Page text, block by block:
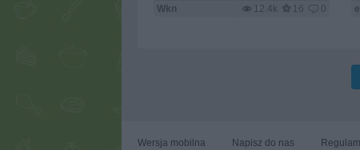
12.4k 16 0
Wkn
Wersja mobilna Napisz do nas